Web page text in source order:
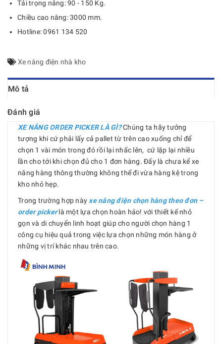
Tải trọng nâng: 90 - 150 Kg.
Chiều cao nâng: 3000 mm.
Hotline: 0961 134 520
Xe nâng điện nhà kho
Mô tả
Đánh giá
XE NÂNG ORDER PICKER LÀ GÌ?Chúng ta hãy tưởng
tượng khi cứ phải lấy cả pallet từ trên cao xuống chỉ để
chọn 1 vài món trong đó rồi lại nhấc lên, cứ lặp lại nhiều
lần cho tới khi chọn đủ cho 1 đơn hàng. Đấy là chưa kể xe
nâng hàng thông thường không thể đi vừa hàng kệ trong
kho nhỏ hẹp.
Trong trường hợp này xe nâng điệnchọn hàng theo đơn –
order pickerlà một lựa chọn hoàn hảo! với thiết kế nhỏ
gọn và di chuyển linh hoạt giúp cho người chọn hàng 1
công cụ hiệu quả trong việc lựa chọn những món hàng ở
những vị trí khác nhau trên cao.